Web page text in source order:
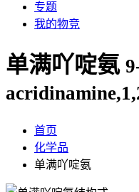
专题
我的物竞
单满吖啶氨
首页
化学品
单满吖啶氨